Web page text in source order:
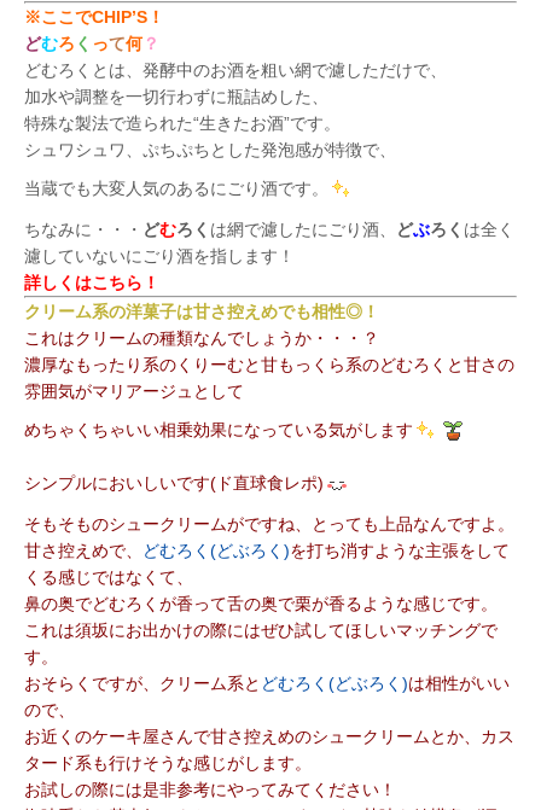
※ここでCHIP’S！
どむろ く って何？
どむろくとは、発酵中のお酒を粗い網で濾しただけで、
加水や調整を一切行わずに瓶詰めした、
特殊な製法で造られた“生きたお酒”です。
シュワシュワ、ぷちぷちとした発泡感が特徴で、
当蔵でも大変人気のあるにごり酒です。
ちなみに・・・ どむろく は網で濾したにごり酒、 どぶろく は全く
濾していないにごり酒を指します！
詳しくはこちら！
クリーム系の洋菓子は甘さ控えめでも相性◎！
これはクリームの種類なんでしょうか・・・？
濃厚なもったり系のくりーむと甘もっくら系のどむろくと甘さの
雰囲気がマリアージュとして
めちゃくちゃいい相乗効果になっている気がします
シンプルにおいしいです(ド直球食レポ)
そもそものシュークリームがですね、とっても上品なんですよ。
甘さ控えめで、
どむろく(どぶろく)を打ち消すような主張をして
くる感じではなくて、
鼻の奥でどむろくが香って舌の奥で栗が香るような感じです。
これは須坂にお出かけの際にはぜひ試してほしいマッチングで
す。
おそらくですが、クリーム系と どむろく(どぶろく)は相性がいい
ので、
お近くのケーキ屋さんで甘さ控えめのシュークリームとか、カス
タード系も行けそうな感じがします。
お試しの際には是非参考にやってみてください！